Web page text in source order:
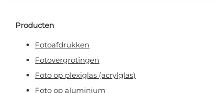
Producten
Fotoafdrukken
Fotovergrotingen
Foto op plexiglas (acrylglas)
Foto op aluminium